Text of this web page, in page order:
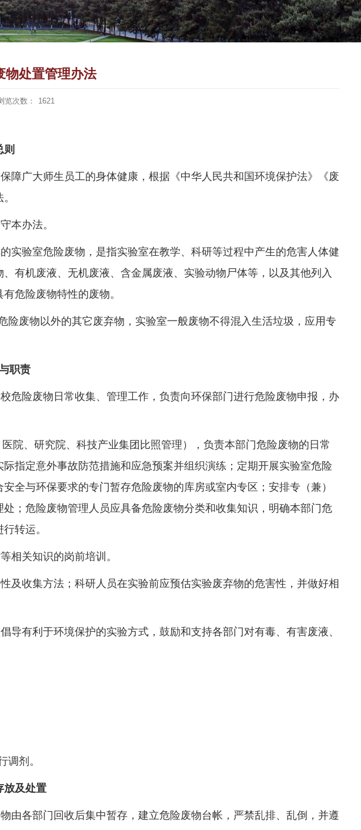
物处置管理办法
览次数： 1621
则
障广大师生员工的身体健康，根据《中华人民共和国环境保护法》《废
本办法。
实验室危险废物，是指实验室在教学、科研等过程中产生的危害人体健
有机废液、无机废液、含金属废液、实验动物尸体等，以及其他列入
危险废物特性的废物。
废物以外的其它废弃物，实验室一般废物不得混入生活垃圾，应用专
职责
危险废物日常收集、管理工作，负责向环保部门进行危险废物申报，办
院、研究院、科技产业集团比照管理），负责本部门危险废物的日常
指定意外事故防范措施和应急预案并组织演练；定期开展实验室危险
全与环保要求的专门暂存危险废物的库房或室内专区；安排专（兼）
；危险废物管理人员应具备危险废物分类和收集知识，明确本部门危
转运。
相关知识的岗前培训。
及收集方法；科研人员在实验前应预估实验废弃物的危害性，并做好相
有利于环境保护的实验方式，鼓励和支持各部门对有毒、有害废液、
调剂。
放及处置
由各部门回收后集中暂存，建立危险废物台帐，严禁乱排、乱倒，并遵